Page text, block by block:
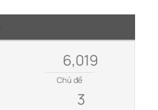
6,019
Chủ đề
3